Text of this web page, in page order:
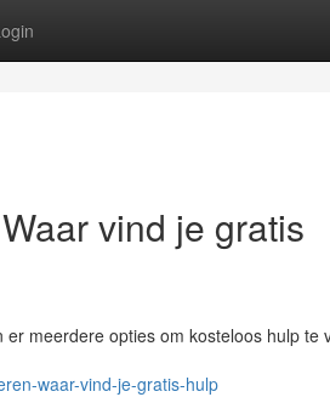
vind je gratis
meerdere opties om kosteloos hulp te
waar-vind-je-gratis-hulp